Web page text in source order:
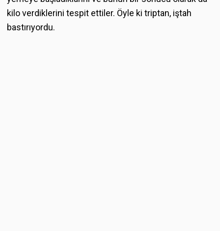
kilo verdiklerini tespit ettiler. Öyle ki triptan, iştah
bastırıyordu.